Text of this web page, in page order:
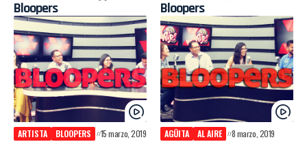
Bloopers
Bloopers
ARTISTA BLOOPERS 15 marzo, 2019 AGÜITA AL AIRE 8 marzo, 2019